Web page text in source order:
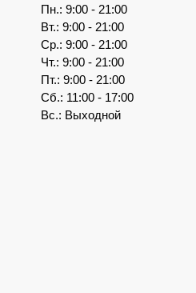
Пн.: 9:00 - 21:00
Вт.: 9:00 - 21:00
Ср.: 9:00 - 21:00
Чт.: 9:00 - 21:00
Пт.: 9:00 - 21:00
Сб.: 11:00 - 17:00
Вс.: Выходной